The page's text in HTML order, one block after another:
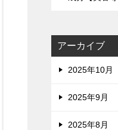
アーカイブ
2025年10月
2025年9月
2025年8月